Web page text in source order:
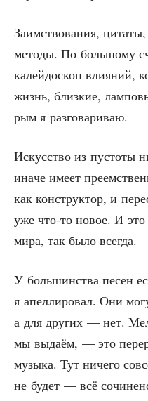
Заим­ство­ва­ния,
мето­ды. По боль­шо­му
калей­до­скоп вли­я­ний,
жизнь, близ­кие,
рым я разговариваю.
Искус­ство из пусто­ты
ина­че име­ет
как кон­струк­тор, и
уже что-то новое. И
мира, так было всегда.
У боль­шин­ства песен
я апел­ли­ро­вал. Они
а для дру­гих — нет.
мы выда­ём, — это
музы­ка. Тут ниче­го
не будет — всё